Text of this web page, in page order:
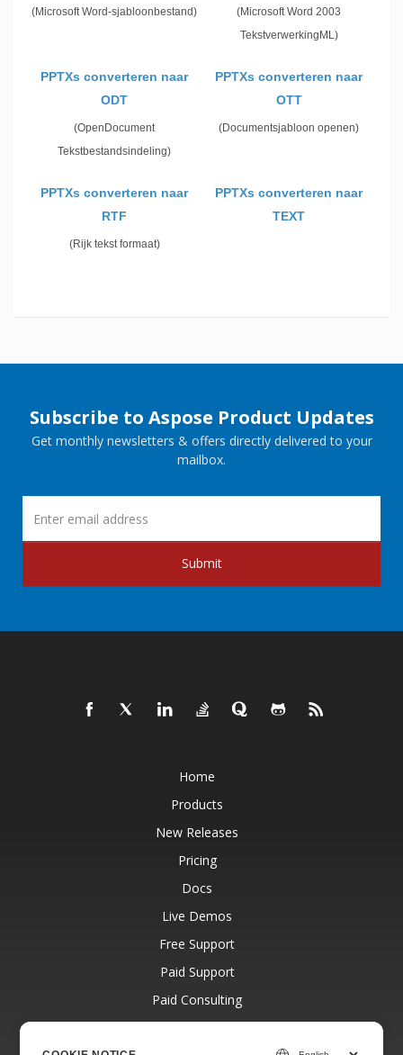
(Microsoft Word-sjabloonbestand)
(Microsoft Word 2003
TekstverwerkingML)
PPTXs converteren naar
ODT
(OpenDocument
Tekstbestandsindeling)
PPTXs converteren naar
OTT
(Documentsjabloon openen)
PPTXs converteren naar
RTF
(Rijk tekst formaat)
PPTXs converteren naar
TEXT
Subscribe to Aspose Product Updates
Get monthly newsletters & offers directly delivered to your
mailbox.
Submit
Home
Products
New Releases
Pricing
Docs
Live Demos
Free Support
Paid Support
Paid Consulting
Blog